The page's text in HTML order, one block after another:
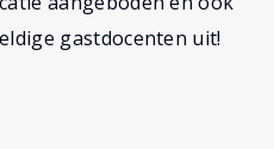
gastdocenten uit!